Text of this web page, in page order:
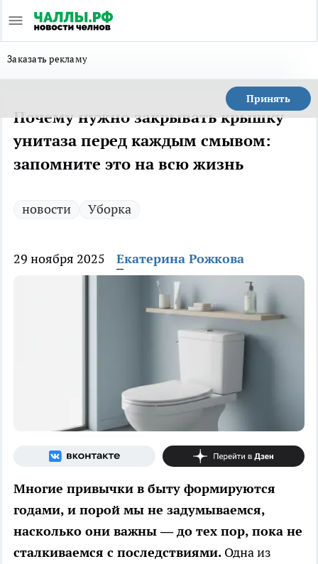
Заказать рекламу
Принять
Почему нужно закрывать крышку
унитаза перед каждым смывом:
запомните это на всю жизнь
новости Уборка
29 ноября 2025 Екатерина Рожкова
Многие привычки в быту формируются
годами, и порой мы не задумываемся,
насколько они важны — до тех пор, пока не
сталкиваемся с последствиями. Одна из